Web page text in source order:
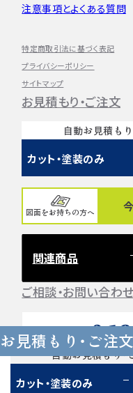
お見積もり・ご注文
自動お見積もり・
カット・塗装のみ
注意事項とよくある質問
特定商取引法に基づく表記
プライバシーポリシー
サイトマップ
お見積もり・ご注文
自動お見積も
カット・塗装のみ
図面をお持ちの方へ
関連商品
ご相談・お問い合わ
Tel.
営業時間